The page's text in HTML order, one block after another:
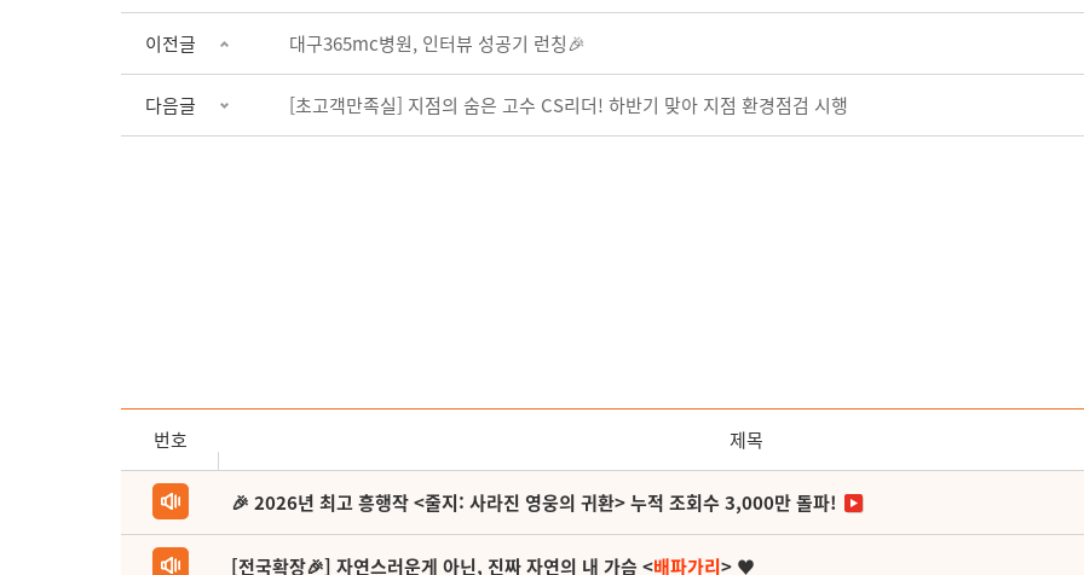
이전글 대구365mc병원, 인터뷰 성공기 런칭🎉
다음글 [초고객만족실] 지점의 숨은 고수 CS리더! 하반기 맞아 지점 환경점검 시행
번호 제목
🎉 2026년 최고 흥행작 <줄지: 사라진 영웅의 귀환> 누적 조회수 3,000만 돌파!
[전국확장🎉] 자연스러운게 아닌, 진짜 자연의 내 가슴 <배파가리> ♥